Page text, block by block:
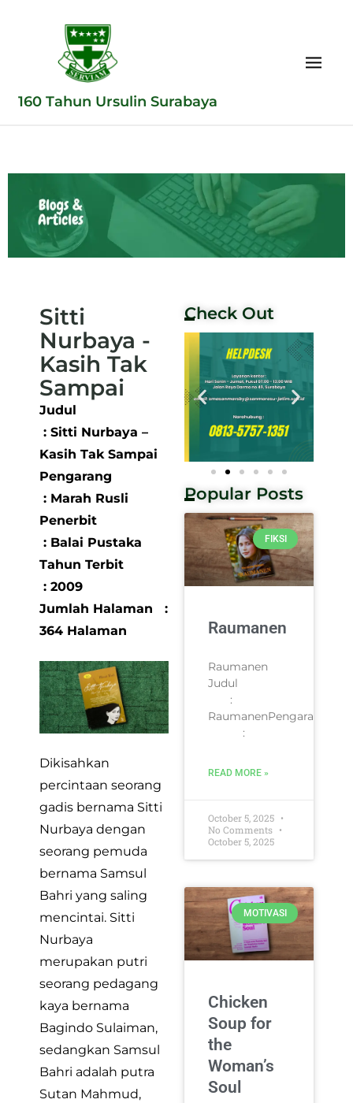
160 Tahun Ursulin Surabaya
Sitti
Nurbaya -
Kasih Tak
Sampai
Judul
: Sitti Nurbaya –
Kasih Tak Sampai
Pengarang
: Marah Rusli
Penerbit
: Balai Pustaka
Tahun Terbit
: 2009
Jumlah Halaman :
364 Halaman
Dikisahkan
percintaan seorang
gadis bernama Sitti
Nurbaya dengan
seorang pemuda
bernama Samsul
Bahri yang saling
mencintai. Sitti
Nurbaya
merupakan putri
seorang pedagang
kaya bernama
Bagindo Sulaiman,
sedangkan Samsul
Bahri adalah putra
Sutan Mahmud,
Check Out
Popular Posts
FIKSI
Raumanen
Raumanen
Judul
:
RaumanenPengarang
:
READ MORE »
October 5, 2025
No Comments
October 5, 2025
MOTIVASI
Chicken
Soup for
the
Woman’s
Soul